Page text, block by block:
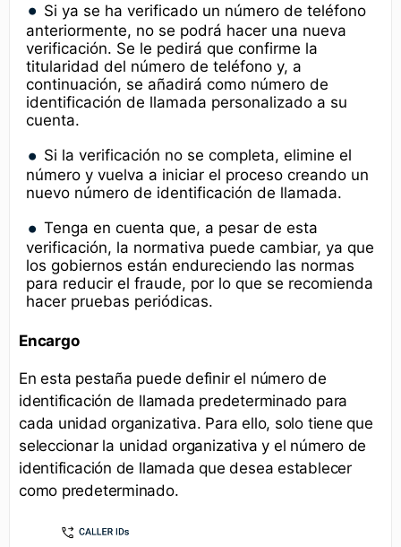
Si ya se ha verificado un número de teléfono
anteriormente, no se podrá hacer una nueva
verificación. Se le pedirá que confirme la
titularidad del número de teléfono y, a
continuación, se añadirá como número de
identificación de llamada personalizado a su
cuenta.
Si la verificación no se completa, elimine el
número y vuelva a iniciar el proceso creando un
nuevo número de identificación de llamada.
Tenga en cuenta que, a pesar de esta
verificación, la normativa puede cambiar, ya que
los gobiernos están endureciendo las normas
para reducir el fraude, por lo que se recomienda
hacer pruebas periódicas.
Encargo
En esta pestaña puede definir el número de
identificación de llamada predeterminado para
cada unidad organizativa. Para ello, solo tiene que
seleccionar la unidad organizativa y el número de
identificación de llamada que desea establecer
como predeterminado.